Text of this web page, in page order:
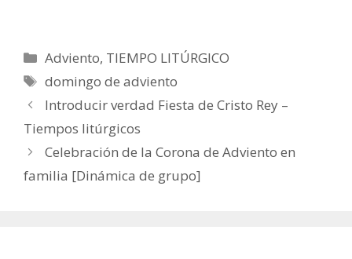
Categorías
Adviento, TIEMPO LITÚRGICO
Etiquetas
domingo de adviento
Introducir verdad Fiesta de Cristo Rey –
Tiempos litúrgicos
Celebración de la Corona de Adviento en
familia [Dinámica de grupo]